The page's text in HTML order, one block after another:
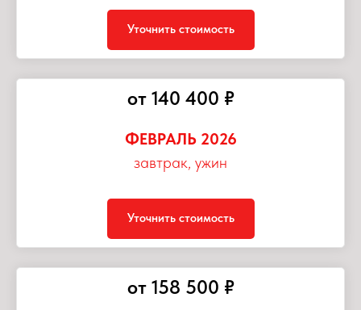
Уточнить стоимость
от 140 400 ₽
ФЕВРАЛЬ 2026
завтрак, ужин
Уточнить стоимость
от 158 500 ₽